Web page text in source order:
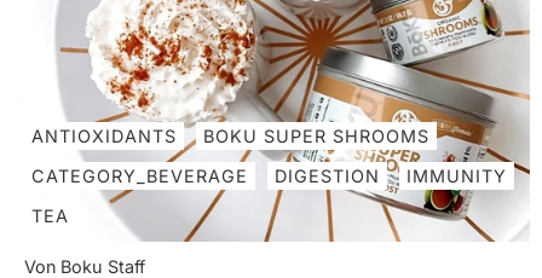
ANTIOXIDANTS
BOKU SUPER SHROOMS
CATEGORY_BEVERAGE
DIGESTION
IMMUNITY
TEA
Von Boku Staff